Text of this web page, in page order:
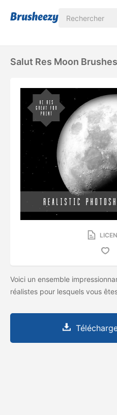
Salut Res Moon Brushes
Voici un ensemble
réalistes pour lesquels vous